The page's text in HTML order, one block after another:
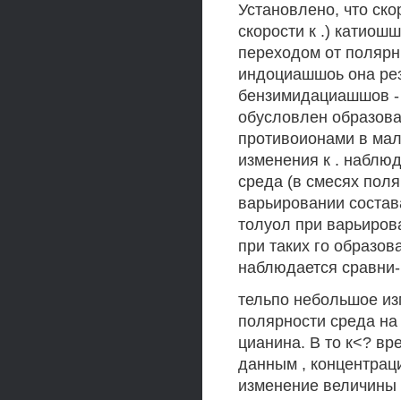
Установлено, что
скорости к .)
переходом от
индоциашшоь она
бензимидациашшов -
обусловлен
противоионами в
изменения к .
среда (в смесях
варьировании
толуол при
при таких го
наблюдается сравни-
тельпо небольшое
полярности среда
цианина. В то к<?
данным ,
изменение